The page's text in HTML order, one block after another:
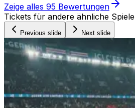
Zeige alles 95 Bewertungen
Tickets für andere ähnliche Spiele
Previous slide Next slide